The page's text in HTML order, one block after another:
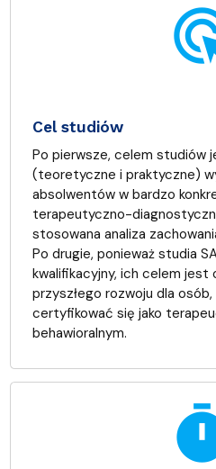
Cel studiów
Po pierwsze, celem studiów
(teoretyczne i praktyczne)
absolwentów w bardzo
terapeutyczno-
stosowana analiza
Po drugie, ponieważ studia
kwalifikacyjny, ich celem
przyszłego rozwoju dla
certyfikować się jako
behawioralnym.